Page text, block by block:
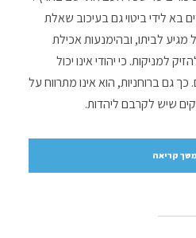
בא לידי ביטוי גם בעיכוב שאלת
לביתו, ובהימנעות אכילת
למניקות. כי יהודי אינו יכול
גם ברוחניות, הוא אינו מתרווח על
שיש לקרבם ליהדות.
קריאה